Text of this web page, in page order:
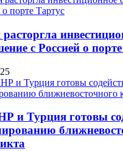
с Россией о
и Турция готовы